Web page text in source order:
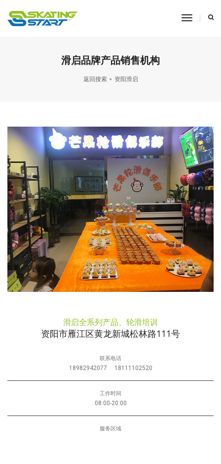
toggle
滑启品牌产品销售机构
返回搜索 资阳滑启
滑启全系列产品、轮滑培训
资阳市雁江区黄龙新城松林路111号
联系电话
18982942077 18111102520
工作时间
08:00-20:00
服务区域